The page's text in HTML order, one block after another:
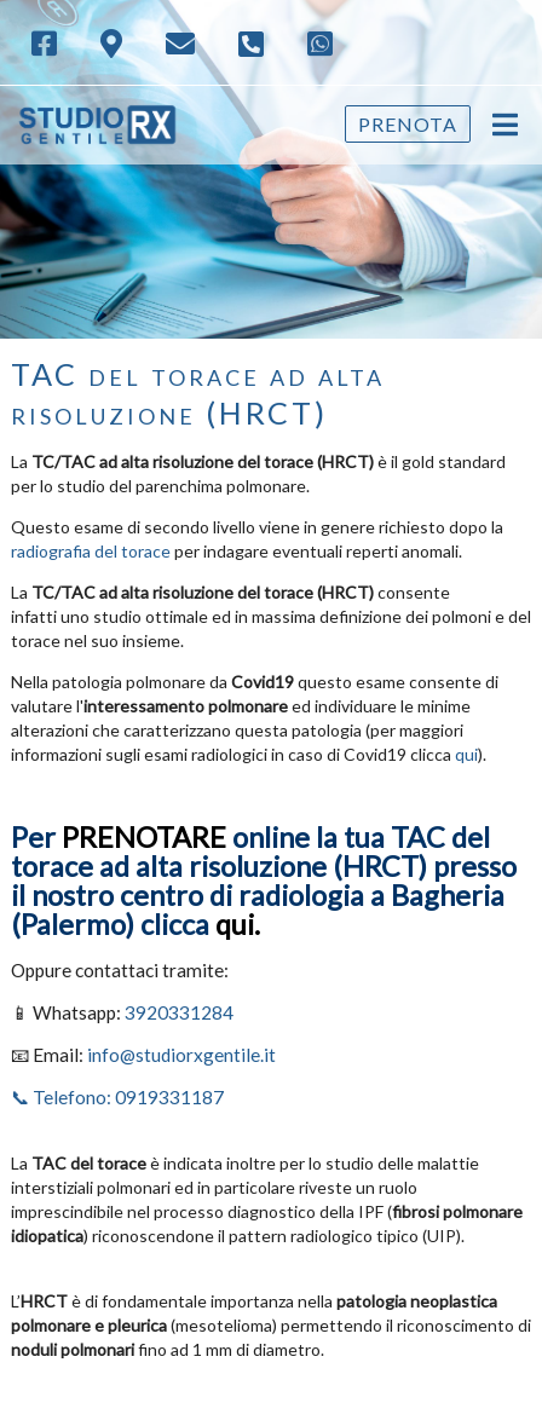
PRENOTA
TAC del torace ad alta
risoluzione (HRCT)
La TC/TAC ad alta risoluzione del torace (HRCT)è il gold standard
per lo studio del parenchima polmonare.
Questo esame di secondo livello viene in genere richiesto dopo la
radiografia del toraceper indagare eventuali reperti anomali.
La TC/TAC ad alta risoluzione del torace (HRCT)consente
infatti uno studio ottimale ed in massima definizione dei polmoni e del
torace nel suo insieme.
Nella patologia polmonare da Covid19questo esame consente di
valutare l'interessamento polmonareed individuare le minime
alterazioni che caratterizzano questa patologia (per maggiori
informazioni sugli esami radiologici in caso di Covid19 clicca qui).
Per PRENOTAREonline la tua TAC del
torace ad alta risoluzione (HRCT) presso
il nostro centro di radiologia a Bagheria
(Palermo) clicca qui.
Oppure contattaci tramite:
📱 Whatsapp: 3920331284
📧 Email: info@studiorxgentile.it
📞 Telefono: 0919331187
La TAC del toraceè indicata inoltre per lo studio delle malattie
interstiziali polmonari ed in particolare riveste un ruolo
imprescindibile nel processo diagnostico della IPF (fibrosi polmonare
idiopatica) riconoscendone il pattern radiologico tipico (UIP).
L’HRCTè di fondamentale importanza nella patologia neoplastica
polmonare e pleurica(mesotelioma) permettendo il riconoscimento di
noduli polmonarifino ad 1 mm di diametro.